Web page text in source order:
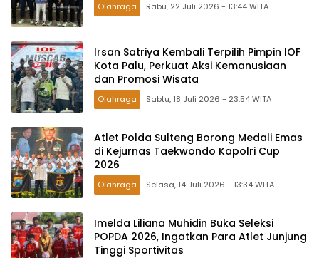
Olahraga Rabu, 22 Juli 2026 - 13:44 WITA
Irsan Satriya Kembali Terpilih Pimpin IOF
Kota Palu, Perkuat Aksi Kemanusiaan
dan Promosi Wisata
Olahraga Sabtu, 18 Juli 2026 - 23:54 WITA
Atlet Polda Sulteng Borong Medali Emas
di Kejurnas Taekwondo Kapolri Cup
2026
Olahraga Selasa, 14 Juli 2026 - 13:34 WITA
Imelda Liliana Muhidin Buka Seleksi
POPDA 2026, Ingatkan Para Atlet Junjung
Tinggi Sportivitas